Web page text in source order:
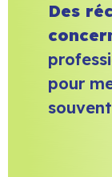
Des
pour
souvent